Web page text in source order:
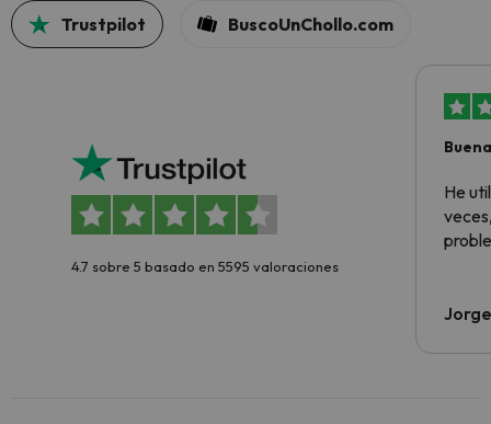
Trustpilot BuscoUnChollo.com
4.7 sobre 5 basado en 5595 valoraciones
He